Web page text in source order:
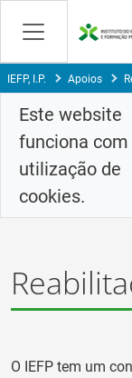
Saltar
para
conteúdo
principal
IEFP, I.P. Apoios
Este website
funciona com
utilização de
cookies.
O IEFP tem um